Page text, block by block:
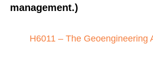
management.)
H6011 – The Geoengineering